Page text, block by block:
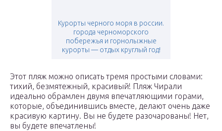
Курорты черного моря в россии.
города черноморского
побережья и горнолыжные
курорты — отдых круглый год!
Этот пляж можно описать тремя простыми словами:
тихий, безмятежный, красивый! Пляж Чирали
идеально обрамлен двумя впечатляющими горами,
которые, объединившись вместе, делают очень даже
красивую картину. Вы не будете разочарованы! Нет,
вы будете впечатлены!